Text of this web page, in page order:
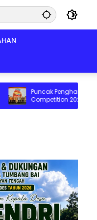
Puncak Penghargaan JNE
Competition 2026, Wadah
Anak Bangsa